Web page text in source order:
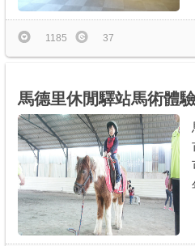
1185 37
馬德里休閒驛站馬術體